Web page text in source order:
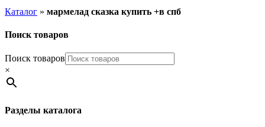
Каталог » мармелад сказка купить +в спб
Поиск товаров
Поиск товаров
×
Разделы каталога